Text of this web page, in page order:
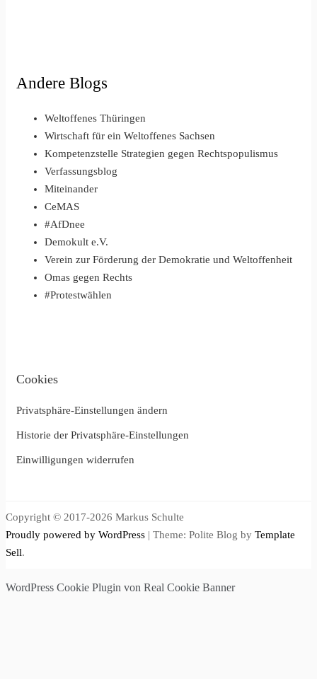
Andere Blogs
Weltoffenes Thüringen
Wirtschaft für ein Weltoffenes Sachsen
Kompetenzstelle Strategien gegen Rechtspopulismus
Verfassungsblog
Miteinander
CeMAS
#AfDnee
Demokult e.V.
Verein zur Förderung der Demokratie und Weltoffenheit
Omas gegen Rechts
#Protestwählen
Cookies
Privatsphäre-Einstellungen ändern
Historie der Privatsphäre-Einstellungen
Einwilligungen widerrufen
Copyright © 2017-2026 Markus Schulte
Proudly powered by WordPress | Theme: Polite Blog by Template
Sell.
WordPress Cookie Plugin von Real Cookie Banner